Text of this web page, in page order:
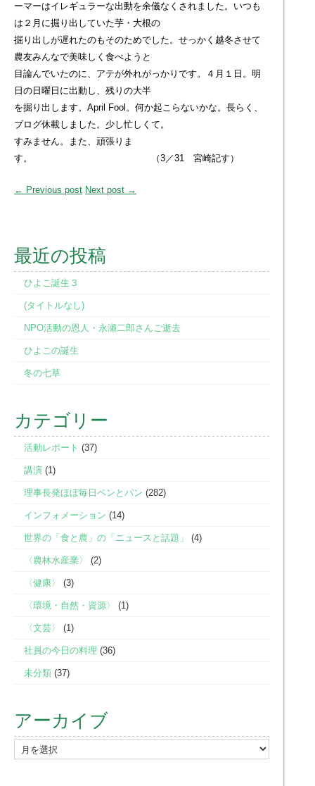
ーマーはイレギュラーな出動を余儀なくされました。いつも
は２月に掘り出していた芋・大根の
掘り出しが遅れたのもそのためでした。せっかく越冬させて
農友みんなで美味しく食べようと
目論んでいたのに、アテが外れがっかりです。４月１日。明
日の日曜日に出動し、残りの大半
を掘り出します。April Fool。何か起こらないかな。長らく、
ブログ休載しました。少し忙しくて。
すみません。また、頑張りま
す。 （3／31 宮崎記す）
← Previous post Next post →
最近の投稿
ひよこ誕生３
(タイトルなし)
NPO活動の恩人・永瀬二郎さんご逝去
ひよこの誕生
冬の七草
カテゴリー
活動レポート (37)
講演 (1)
理事長発ほぼ毎日ペンとパン (282)
インフォメーション (14)
世界の「食と農」の「ニュースと話題」 (4)
〈農林水産業〉 (2)
〈健康〉 (3)
〈環境・自然・資源〉 (1)
〈文芸〉 (1)
社員の今日の料理 (36)
未分類 (37)
アーカイブ
ー